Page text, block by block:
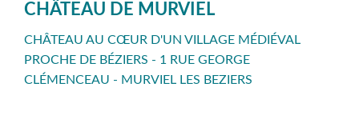
CHÂTEAU DE MURVIEL
CHÂTEAU AU CŒUR D'UN VILLAGE MÉDIÉVAL
PROCHE DE BÉZIERS - 1 RUE GEORGE
CLÉMENCEAU - MURVIEL LES BEZIERS